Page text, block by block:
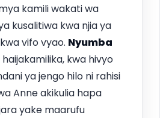
kamili wakati wa
kusalitiwa kwa njia ya
vifo vyao. Nyumba
haijakamilika, kwa hivyo
ya jengo hilo ni rahisi
Anne akikulia hapa
yake maarufu